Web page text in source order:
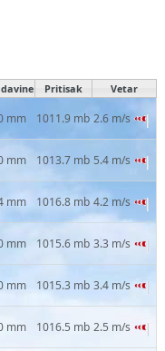
Pritisak Vetar
mm 1011.9 mb 2.6 m/s
mm 1013.7 mb 5.4 m/s
mm 1016.8 mb 4.2 m/s
mm 1015.6 mb 3.3 m/s
mm 1015.3 mb 3.4 m/s
mm 1016.5 mb 2.5 m/s